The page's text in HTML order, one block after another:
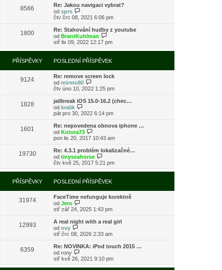
k
p
ě
v
e
k
í
p
ř
í
s
p
ě
v
e
p
o
s
e
d
n
í
ř
p
ě
v
k
r
z
i
t
p
o
s
l
d
í
p
ř
í
s
p
ě
v
k
8566
Re: Jakou navigaci vybrat?
od sprs
o
r
a
z
i
t
p
o
s
l
e
d
í
p
ř
í
p
ě
v
k
čtv črc 08, 2021 6:06 pm
1800
Re: Stahování hudby z youtube
od BrantKuhlman
o
r
a
z
i
t
o
l
d
í
ř
í
p
v
e
stř lis 09, 2022 12:17 pm
PŘÍSPĚVKY POSLEDNÍ PŘÍSPĚVEK
9124
Re: remove screen lock
od mirmo80
o
r
z
i
p
o
s
l
e
d
n
í
ř
p
ě
v
k
čtv úno 10, 2022 1:25 pm
1828
jailbreak iOS 15.0-16.2 (chec…
od kralik
o
r
a
z
i
p
o
s
l
d
í
ř
í
p
ě
v
k
pát pro 30, 2022 6:14 pm
1601
Re: nepovedena obnova iphone …
od Kotora73
o
r
a
z
t
p
o
s
l
d
í
ř
í
s
p
ě
v
e
pon lis 20, 2017 10:43 am
19730
Re: 4.3.1 problém lokalizačné…
od tinyseahorse
o
r
a
z
i
t
o
l
d
í
ř
í
s
čtv kvě 25, 2017 5:21 pm
PŘÍSPĚVKY POSLEDNÍ PŘÍSPĚVEK
31974
FaceTime nefunguje korektně
od Jero
o
r
z
i
t
p
o
s
l
stř zář 24, 2025 1:43 pm
12993
A real night with a real girl
od nvy
o
r
a
z
t
stř črc 08, 2026 2:33 am
6359
Re: NOVINKA: iPod touch 2015 …
od rony
o
stř kvě 26, 2021 9:10 pm